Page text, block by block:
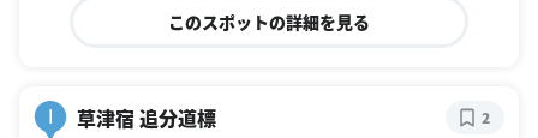
このスポットの詳細を見る
I 草津宿 追分道標 2